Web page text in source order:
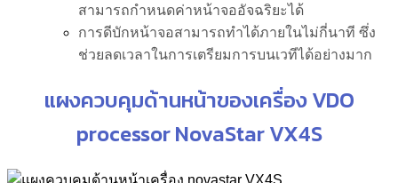
สามารถกำหนดค่าหน้าจออัจฉริยะได้
การดีบักหน้าจอสามารถทำได้ภายในไม่กี่นาที ซึ่ง
ช่วยลดเวลาในการเตรียมการบนเวทีได้อย่างมาก
แผงควบคุมด้านหน้าของเครื่อง VDO
processor NovaStar VX4S